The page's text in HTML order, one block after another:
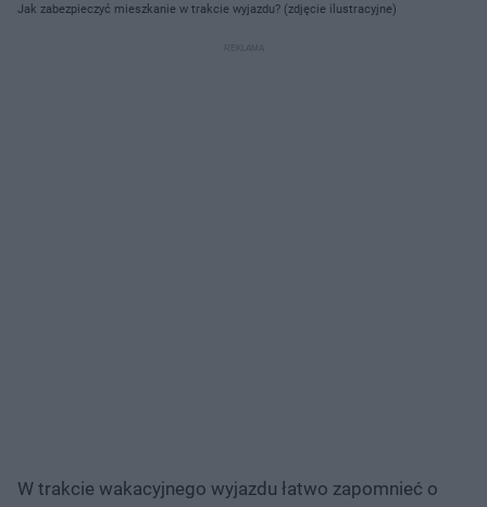
Jak zabezpieczyć mieszkanie w trakcie wyjazdu? (zdjęcie ilustracyjne)
W trakcie wakacyjnego wyjazdu łatwo zapomnieć o